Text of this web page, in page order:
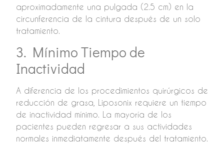
aproximadamente una pulgada (2.5 cm) en la
circunferencia de la cintura después de un solo
tratamiento.
3. Mínimo Tiempo de
Inactividad
A diferencia de los procedimientos quirúrgicos de
reducción de grasa, Liposonix requiere un tiempo
de inactividad mínimo. La mayoría de los
pacientes pueden regresar a sus actividades
normales inmediatamente después del tratamiento.